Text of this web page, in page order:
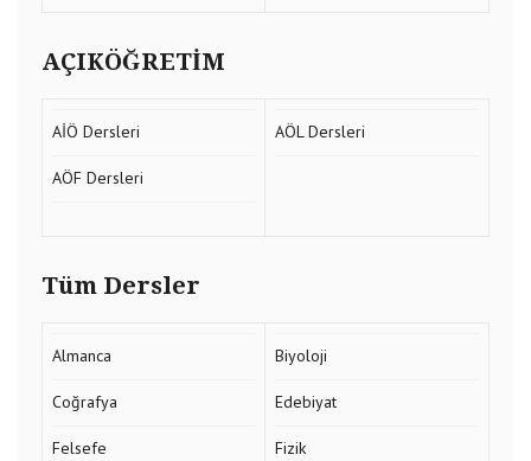
AÇIKÖĞRETİM
AİÖ Dersleri
AÖF Dersleri
AÖL Dersleri
Tüm Dersler
Almanca
Coğrafya
Felsefe
Biyoloji
Edebiyat
Fizik